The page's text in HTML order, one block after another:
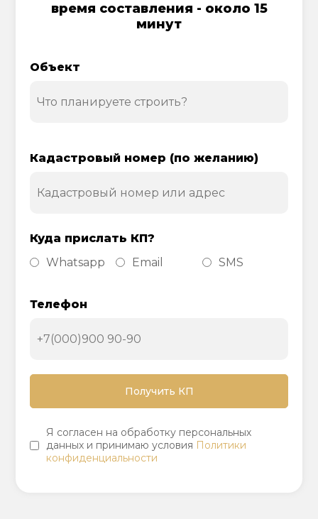
время составления - около 15
минут
Объект
Кадастровый номер (по желанию)
Куда прислать КП?
Whatsapp
Email SMS
Телефон
Я согласен на обработку персональных
данных и принимаю условия Политики
конфиденциальности